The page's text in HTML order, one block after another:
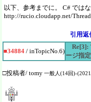
以下、参考までに。 C# では
http://rucio.cloudapp.net/
引用返
■34884 / inTopicNo.6)
Re[3]:
ージ指
□投稿者/ tomy 一般人(14回)-